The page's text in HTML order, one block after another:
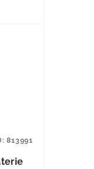
813991